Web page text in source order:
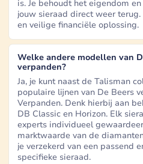
is. Je behoudt het eigendom
jouw sieraad direct weer
en veilige financiële oplossing.
Welke andere modellen van
verpanden?
Ja, je kunt naast de Talisman
populaire lijnen van De Beers
Verpanden. Denk hierbij aan
DB Classic en Horizon. Elk
experts individueel
marktwaarde van de
je verzekerd van een passend
specifieke sieraad.